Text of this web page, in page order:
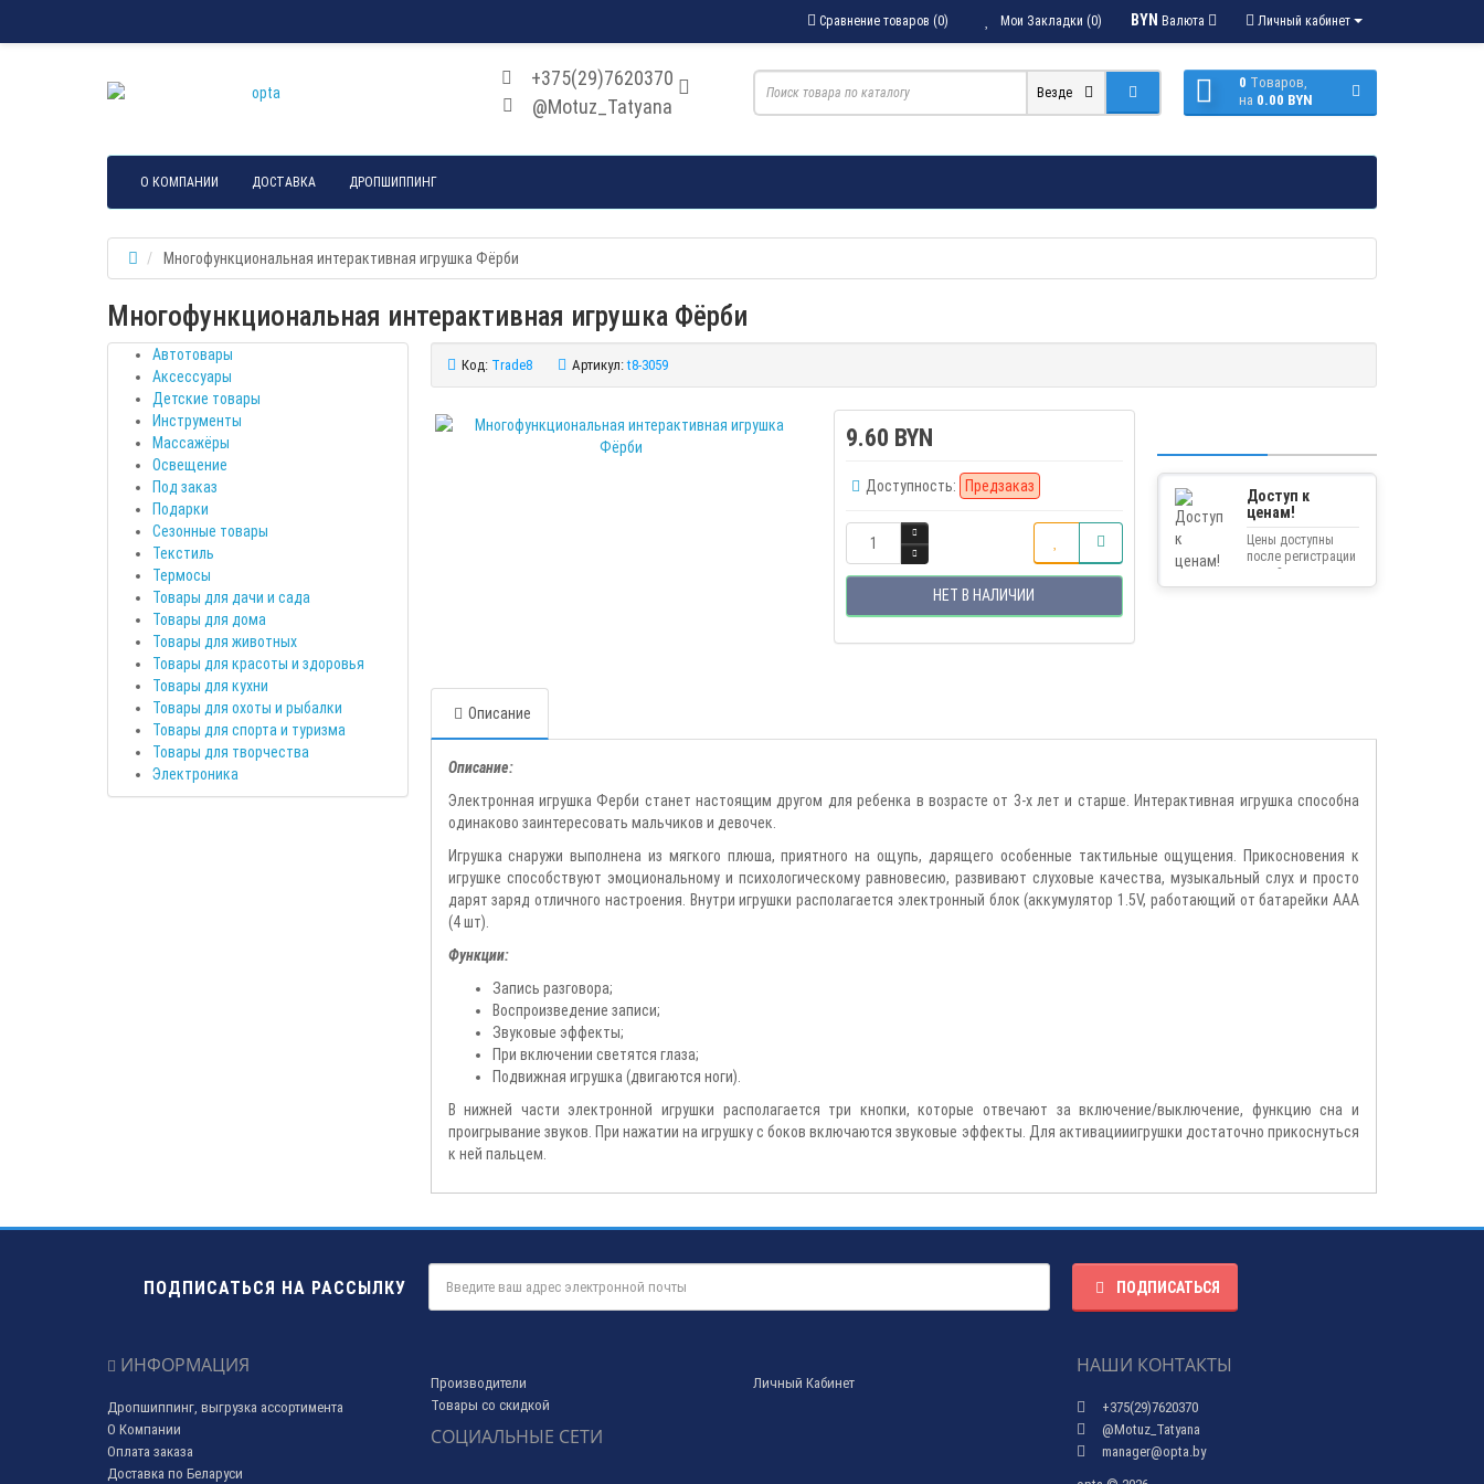
Личный кабинет
BYN Валюта
Мои Закладки (0)
Сравнение товаров (0)
+375(29)7620370
@Motuz_Tatyana
0 Tоваров,
на 0.00 BYN
Везде
О КОМПАНИИ ДОСТАВКА ДРОПШИППИНГ
Многофункциональная интерактивная игрушка Фёрби
Многофункциональная интерактивная игрушка Фёрби
Автотовары
Аксессуары
Детские товары
Инструменты
Массажёры
Освещение
Под заказ
Подарки
Сезонные товары
Текстиль
Термосы
Товары для дачи и сада
Товары для дома
Товары для животных
Товары для красоты и здоровья
Товары для кухни
Товары для охоты и рыбалки
Товары для спорта и туризма
Товары для творчества
Электроника
Код: Trade8 Артикул: t8-3059
9.60 BYN
Доступность: Предзаказ
НЕТ В НАЛИЧИИ
Доступ к
ценам!
Цены доступны
после регистрации
на сайте.
Описание
Описание:
Электронная игрушка Ферби станет настоящим другом для ребенка в возрасте от 3-х лет и старше. Интерактивная игрушка способна
одинаково заинтересовать мальчиков и девочек.
Игрушка снаружи выполнена из мягкого плюша, приятного на ощупь, дарящего особенные тактильные ощущения. Прикосновения к
игрушке способствуют эмоциональному и психологическому равновесию, развивают слуховые качества, музыкальный слух и просто
дарят заряд отличного настроения. Внутри игрушки располагается электронный блок (аккумулятор 1.5V, работающий от батарейки ААА
(4 шт).
Функции:
Запись разговора;
Воспроизведение записи;
Звуковые эффекты;
При включении светятся глаза;
Подвижная игрушка (двигаются ноги).
В нижней части электронной игрушки располагается три кнопки, которые отвечают за включение/выключение, функцию сна и
проигрывание звуков. При нажатии на игрушку с боков включаются звуковые эффекты. Для активацииигрушки достаточно прикоснуться
к ней пальцем.
ПОДПИСАТЬСЯ НА РАССЫЛКУ ПОДПИСАТЬСЯ
ИНФОРМАЦИЯ
Дропшиппинг, выгрузка ассортимента
О Компании
Оплата заказа
Доставка по Беларуси
Производители
Товары со скидкой
СОЦИАЛЬНЫЕ СЕТИ
Личный Кабинет
НАШИ КОНТАКТЫ
+375(29)7620370
@Motuz_Tatyana
manager@opta.by